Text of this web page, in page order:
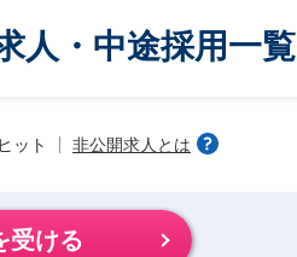
人・中途採用一覧
ット 非公開求人とは
受ける